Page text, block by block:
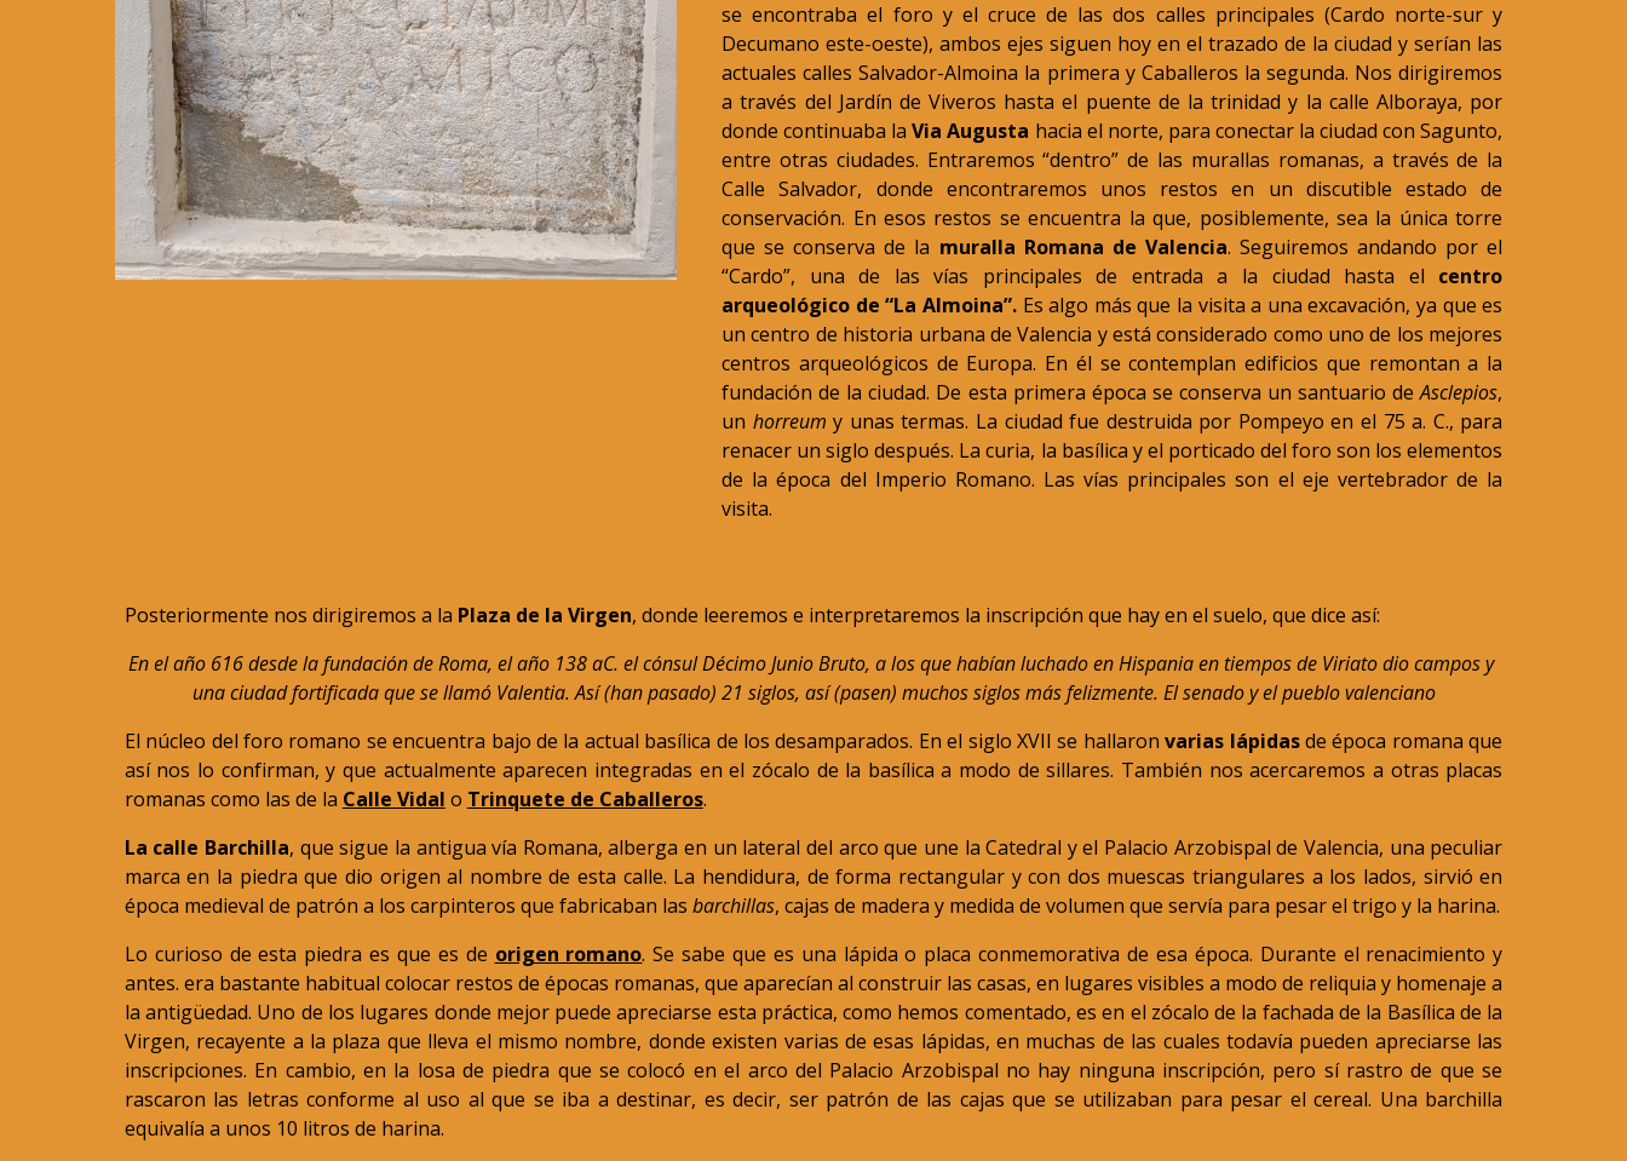
se encontraba el foro y el cruce de las dos calles principales (Cardo norte-sur y
Decumano este-oeste), ambos ejes siguen hoy en el trazado de la ciudad y serían las
actuales calles Salvador-Almoina la primera y Caballeros la segunda. Nos dirigiremos
a través del Jardín de Viveros hasta el puente de la trinidad y la calle Alboraya, por
donde continuaba laVia Augusta hacia el norte, para conectar la ciudad con Sagunto,
entre otras ciudades. Entraremos “dentro” de las murallas romanas, a través de la
Calle Salvador, donde encontraremos unos restos en un discutible estado de
conservación. En esos restos se encuentra la que, posiblemente, sea la única torre
que se conserva de la muralla Romana de Valencia. Seguiremos andando por el
“Cardo”, una de las vías principales de entrada a la ciudad hasta el centro
arqueológico de “La Almoina”.Es algo más que la visita a una excavación, ya que es
un centro de historia urbana de Valencia y está considerado como uno de los mejores
centros arqueológicos de Europa. En él se contemplan edificios que remontan a la
fundación de la ciudad. De esta primera época se conserva un santuario deAsclepios,
un horreum y unas termas. La ciudad fue destruida por Pompeyo en el 75 a. C., para
renacer un siglo después. La curia, la basílica y el porticado del foro son los elementos
de la época del Imperio Romano. Las vías principales son el eje vertebrador de la
visita.
Posteriormente nos dirigiremos a la Plaza de la Virgen, donde leeremos e interpretaremos la inscripción que hay en el suelo, que dice así:
En el año 616 desde la fundación de Roma, el año 138 aC. el cónsul Décimo Junio Bruto, a los que habían luchado en Hispania en tiempos de Viriato dio campos y
una ciudad fortificada que se llamó Valentia. Así (han pasado) 21 siglos, así (pasen) muchos siglos más felizmente. El senado y el pueblo valenciano
El núcleo del foro romano se encuentra bajo de la actual basílica de los desamparados. En el siglo XVII se hallaronvarias lápidasde época romana que
así nos lo confirman, y que actualmente aparecen integradas en el zócalo de la basílica a modo de sillares. También nos acercaremos a otras placas
romanas como las de la Calle Vidal o Trinquete de Caballeros.
La calle Barchilla, que sigue la antigua vía Romana, alberga en un lateral del arco que une la Catedral y el Palacio Arzobispal de Valencia, una peculiar
marca en la piedra que dio origen al nombre de esta calle. La hendidura, de forma rectangular y con dos muescas triangulares a los lados, sirvió en
época medieval de patrón a los carpinteros que fabricaban las barchillas, cajas de madera y medida de volumen que servía para pesar el trigo y la harina.
Lo curioso de esta piedra es que es de origen romano. Se sabe que es una lápida o placa conmemorativa de esa época. Durante el renacimiento y
antes. era bastante habitual colocar restos de épocas romanas, que aparecían al construir las casas, en lugares visibles a modo de reliquia y homenaje a
la antigüedad. Uno de los lugares donde mejor puede apreciarse esta práctica, como hemos comentado, es en el zócalo de la fachada de la Basílica de la
Virgen, recayente a la plaza que lleva el mismo nombre, donde existen varias de esas lápidas, en muchas de las cuales todavía pueden apreciarse las
inscripciones. En cambio, en la losa de piedra que se colocó en el arco del Palacio Arzobispal no hay ninguna inscripción, pero sí rastro de que se
rascaron las letras conforme al uso al que se iba a destinar, es decir, ser patrón de las cajas que se utilizaban para pesar el cereal. Una barchilla
equivalía a unos 10 litros de harina.